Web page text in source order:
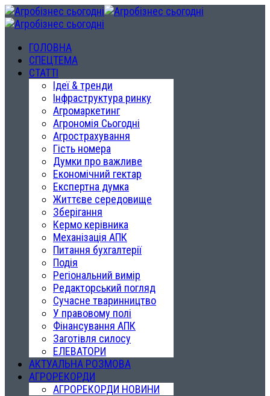
ГОЛОВНА
СПЕЦТЕМА
СТАТТІ
Ідеї & тренди
Інфраструктура ринку
Агромаркетинг
Агрономія Сьогодні
Агрострахування
Гість номера
Думки про важливе
Економічний гектар
Експертна думка
Життєве середовище
Зберігання
Кермо керівника
Механізація АПК
Питання бухгалтерії
Подія
Регіональний вимір
Редакторський погляд
Сучасне тваринництво
У правовому полі
Фінансування АПК
Заготівля силосу
ЕЛЕВАТОРИ
АКТУАЛЬНА РОЗМОВА
АГРОРЕКОРДИ
АГРОРЕКОРДИ НОВИНИ